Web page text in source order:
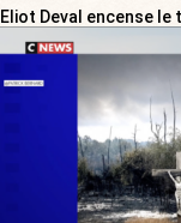
Eliot Deval encense le